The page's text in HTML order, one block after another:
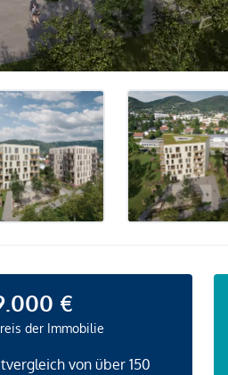
€
der Immobilie
von über 150